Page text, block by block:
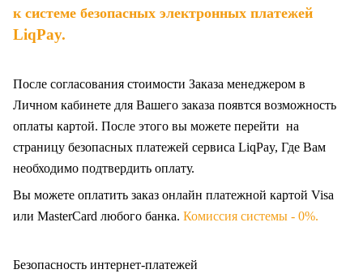
к системе безопасных электронных платежей
LiqPay.
После согласования стоимости Заказа менеджером в
Личном кабинете для Вашего заказа появтся возможность
оплаты картой. После этого вы можете перейти на
страницу безопасных платежей сервиса LiqPay, Где Вам
необходимо подтвердить оплату.
Вы можете оплатить заказ онлайн платежной картой Visa
или MasterCard любого банка. Комиссия системы - 0%.
Безопасность интернет-платежей